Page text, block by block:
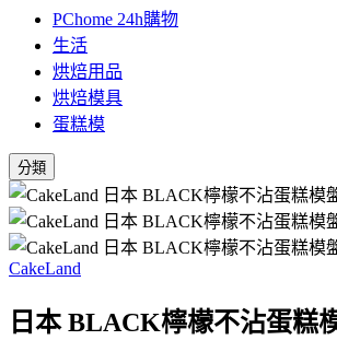
PChome 24h購物
生活
烘焙用品
烘焙模具
蛋糕模
分類
CakeLand
日本 BLACK檸檬不沾蛋糕